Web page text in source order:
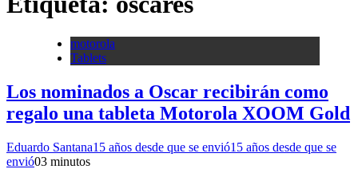
motorola
Tablets
Los nominados a Oscar recibirán como
regalo una tableta Motorola XOOM Gold
Eduardo Santana15 años desde que se envió15 años desde que se
envió03 minutos